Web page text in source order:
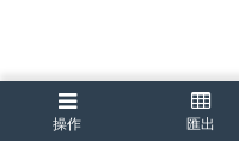
操作 匯出